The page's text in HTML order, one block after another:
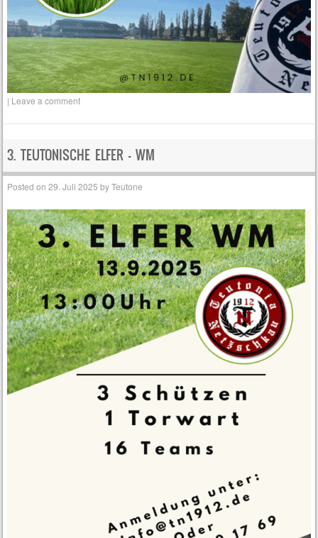
| Leave a comment
3. TEUTONISCHE ELFER – WM
Posted on29. Juli 2025 byTeutone